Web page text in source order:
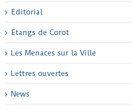
Editorial
Etangs de Corot
Les Menaces sur la Ville
Lettres ouvertes
News